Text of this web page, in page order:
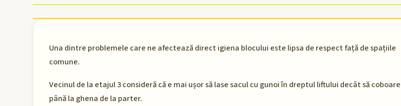
Una dintre problemele care ne afectează direct igiena blocului este lipsa de respect față de spațiile
comune.
Vecinul de la etajul 3 consideră că e mai ușor să lase sacul cu gunoi în dreptul liftului decât să coboare
până la ghena de la parter.